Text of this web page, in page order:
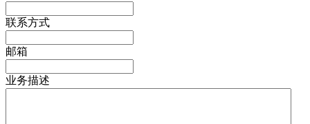
联系方式
邮箱
业务描述